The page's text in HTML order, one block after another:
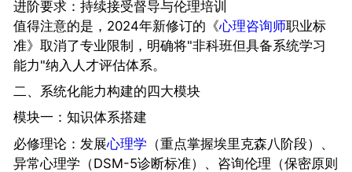
进阶要求：持续接受督导与伦理培训
值得注意的是，2024年新修订的《心理咨询师职业标
准》取消了专业限制，明确将"非科班但具备系统学习
能力"纳入人才评估体系。
二、系统化能力构建的四大模块
模块一：知识体系搭建
必修理论：发展心理学 （重点掌握埃里克森八阶段）、
异常心理学（DSM-5诊断标准）、咨询伦理（保密原则